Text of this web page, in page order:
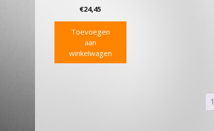
€24,45
Toevoegen
aan
winkelwagen
1